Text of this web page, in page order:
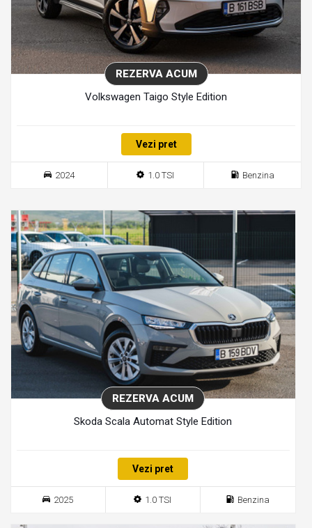
REZERVA ACUM
Volkswagen Taigo Style Edition
Vezi pret
2024 1.0 TSI Benzina
REZERVA ACUM
Skoda Scala Automat Style Edition
Vezi pret
2025 1.0 TSI Benzina